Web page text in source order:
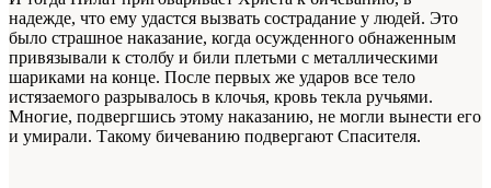
надежде, что ему удастся вызвать сострадание у людей. Это
было страшное наказание, когда осужденного обнаженным
привязывали к столбу и били плетьми с металлическими
шариками на конце. После первых же ударов все тело
истязаемого разрывалось в клочья, кровь текла ручьями.
Многие, подвергшись этому наказанию, не могли вынести его
и умирали. Такому бичеванию подвергают Спасителя.